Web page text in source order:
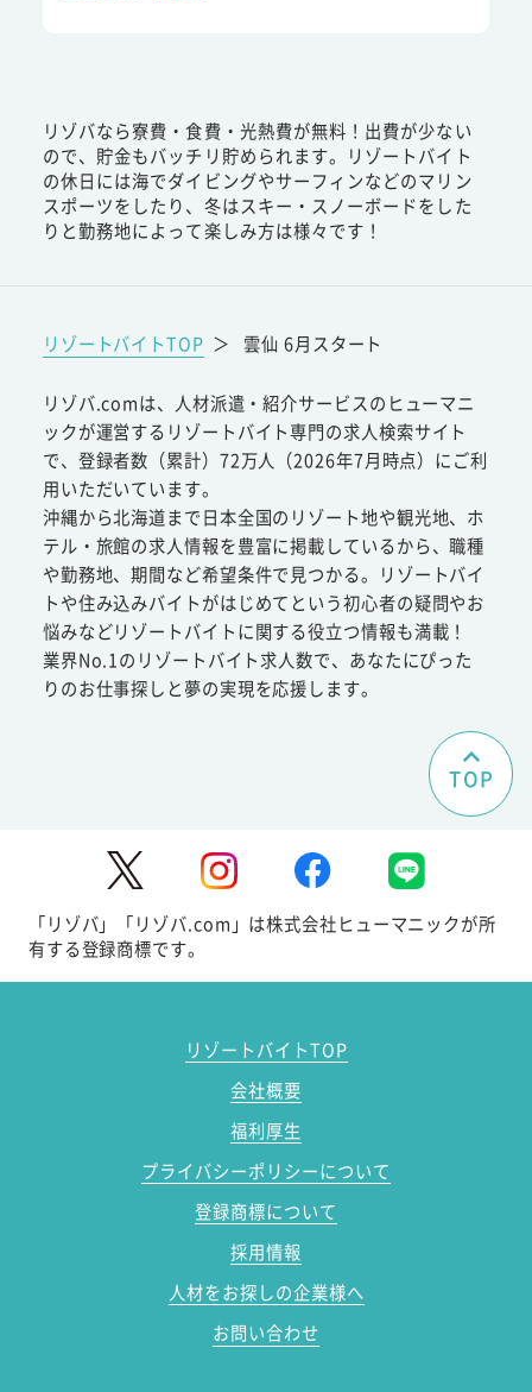
リゾバなら寮費・食費・光熱費が無料！出費が少ない
ので、貯金もバッチリ貯められます。リゾートバイト
の休日には海でダイビングやサーフィンなどのマリン
スポーツをしたり、冬はスキー・スノーボードをした
りと勤務地によって楽しみ方は様々です！
リゾートバイトTOP ＞ 雲仙 6月スタート
リゾバ.comは、人材派遣・紹介サービスのヒューマニ
ックが運営するリゾートバイト専門の求人検索サイト
で、登録者数（累計）72万人（2026年7月時点）にご利
用いただいています。
沖縄から北海道まで日本全国のリゾート地や観光地、ホ
テル・旅館の求人情報を豊富に掲載しているから、職種
や勤務地、期間など希望条件で見つかる。リゾートバイ
トや住み込みバイトがはじめてという初心者の疑問やお
悩みなどリゾートバイトに関する役立つ情報も満載！
業界No.1のリゾートバイト求人数で、あなたにぴった
りのお仕事探しと夢の実現を応援します。
TOP
「リゾバ」「リゾバ.com」は株式会社ヒューマニックが所
有する登録商標です。
リゾートバイトTOP
会社概要
福利厚生
プライバシーポリシーについて
登録商標について
採用情報
人材をお探しの企業様へ
お問い合わせ